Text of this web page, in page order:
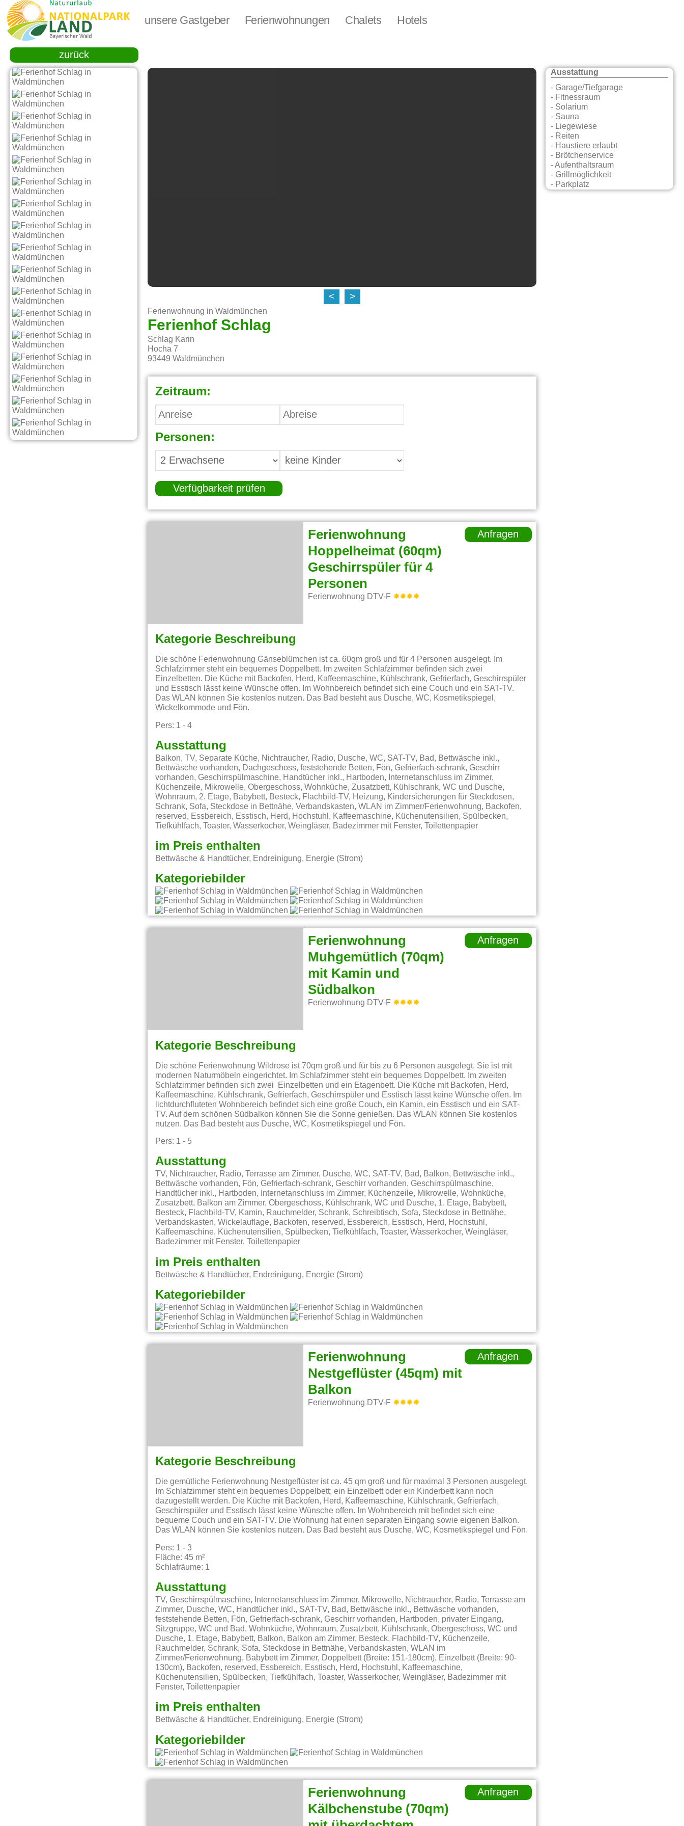
unsere Gastgeber Ferienwohnungen Chalets Hotels
zurück
< >
Ferienwohnung in Waldmünchen
Ferienhof Schlag
Schlag Karin
Hocha 7
93449 Waldmünchen
Zeitraum:
Personen:
Verfügbarkeit prüfen
Ferienwohnung
Hoppelheimat (60qm)
Geschirrspüler für 4
Personen
Ferienwohnung DTV-F
Anfragen
Kategorie Beschreibung
Die schöne Ferienwohnung Gänseblümchen ist ca. 60qm groß und für 4 Personen ausgelegt. Im
Schlafzimmer steht ein bequemes Doppelbett. Im zweiten Schlafzimmer befinden sich zwei
Einzelbetten. Die Küche mit Backofen, Herd, Kaffeemaschine, Kühlschrank, Gefrierfach, Geschirrspüler
und Esstisch lässt keine Wünsche offen. Im Wohnbereich befindet sich eine Couch und ein SAT-TV.
Das WLAN können Sie kostenlos nutzen. Das Bad besteht aus Dusche, WC, Kosmetikspiegel,
Wickelkommode und Fön.
Pers: 1 - 4
Ausstattung
Balkon, TV, Separate Küche, Nichtraucher, Radio, Dusche, WC, SAT-TV, Bad, Bettwäsche inkl.,
Bettwäsche vorhanden, Dachgeschoss, feststehende Betten, Fön, Gefrierfach-schrank, Geschirr
vorhanden, Geschirrspülmaschine, Handtücher inkl., Hartboden, Internetanschluss im Zimmer,
Küchenzeile, Mikrowelle, Obergeschoss, Wohnküche, Zusatzbett, Kühlschrank, WC und Dusche,
Wohnraum, 2. Etage, Babybett, Besteck, Flachbild-TV, Heizung, Kindersicherungen für Steckdosen,
Schrank, Sofa, Steckdose in Bettnähe, Verbandskasten, WLAN im Zimmer/Ferienwohnung, Backofen,
reserved, Essbereich, Esstisch, Herd, Hochstuhl, Kaffeemaschine, Küchenutensilien, Spülbecken,
Tiefkühlfach, Toaster, Wasserkocher, Weingläser, Badezimmer mit Fenster, Toilettenpapier
im Preis enthalten
Bettwäsche & Handtücher, Endreinigung, Energie (Strom)
Kategoriebilder
Ferienwohnung
Muhgemütlich (70qm)
mit Kamin und
Südbalkon
Ferienwohnung DTV-F
Anfragen
Kategorie Beschreibung
Die schöne Ferienwohnung Wildrose ist 70qm groß und für bis zu 6 Personen ausgelegt. Sie ist mit
modernen Naturmöbeln eingerichtet. Im Schlafzimmer steht ein bequemes Doppelbett. Im zweiten
Schlafzimmer befinden sich zwei Einzelbetten und ein Etagenbett. Die Küche mit Backofen, Herd,
Kaffeemaschine, Kühlschrank, Gefrierfach, Geschirrspüler und Esstisch lässt keine Wünsche offen. Im
lichtdurchfluteten Wohnbereich befindet sich eine große Couch, ein Kamin, ein Esstisch und ein SAT-
TV. Auf dem schönen Südbalkon können Sie die Sonne genießen. Das WLAN können Sie kostenlos
nutzen. Das Bad besteht aus Dusche, WC, Kosmetikspiegel und Fön.
Pers: 1 - 5
Ausstattung
TV, Nichtraucher, Radio, Terrasse am Zimmer, Dusche, WC, SAT-TV, Bad, Balkon, Bettwäsche inkl.,
Bettwäsche vorhanden, Fön, Gefrierfach-schrank, Geschirr vorhanden, Geschirrspülmaschine,
Handtücher inkl., Hartboden, Internetanschluss im Zimmer, Küchenzeile, Mikrowelle, Wohnküche,
Zusatzbett, Balkon am Zimmer, Obergeschoss, Kühlschrank, WC und Dusche, 1. Etage, Babybett,
Besteck, Flachbild-TV, Kamin, Rauchmelder, Schrank, Schreibtisch, Sofa, Steckdose in Bettnähe,
Verbandskasten, Wickelauflage, Backofen, reserved, Essbereich, Esstisch, Herd, Hochstuhl,
Kaffeemaschine, Küchenutensilien, Spülbecken, Tiefkühlfach, Toaster, Wasserkocher, Weingläser,
Badezimmer mit Fenster, Toilettenpapier
im Preis enthalten
Bettwäsche & Handtücher, Endreinigung, Energie (Strom)
Kategoriebilder
Ferienwohnung
Nestgeflüster (45qm) mit
Balkon
Ferienwohnung DTV-F
Anfragen
Kategorie Beschreibung
Die gemütliche Ferienwohnung Nestgeflüster ist ca. 45 qm groß und für maximal 3 Personen ausgelegt.
Im Schlafzimmer steht ein bequemes Doppelbett; ein Einzelbett oder ein Kinderbett kann noch
dazugestellt werden. Die Küche mit Backofen, Herd, Kaffeemaschine, Kühlschrank, Gefrierfach,
Geschirrspüler und Esstisch lässt keine Wünsche offen. Im Wohnbereich mit befindet sich eine
bequeme Couch und ein SAT-TV. Die Wohnung hat einen separaten Eingang sowie eigenen Balkon.
Das WLAN können Sie kostenlos nutzen. Das Bad besteht aus Dusche, WC, Kosmetikspiegel und Fön.
Pers: 1 - 3
Fläche: 45 m²
Schlafräume: 1
Ausstattung
TV, Geschirrspülmaschine, Internetanschluss im Zimmer, Mikrowelle, Nichtraucher, Radio, Terrasse am
Zimmer, Dusche, WC, Handtücher inkl., SAT-TV, Bad, Bettwäsche inkl., Bettwäsche vorhanden,
feststehende Betten, Fön, Gefrierfach-schrank, Geschirr vorhanden, Hartboden, privater Eingang,
Sitzgruppe, WC und Bad, Wohnküche, Wohnraum, Zusatzbett, Kühlschrank, Obergeschoss, WC und
Dusche, 1. Etage, Babybett, Balkon, Balkon am Zimmer, Besteck, Flachbild-TV, Küchenzeile,
Rauchmelder, Schrank, Sofa, Steckdose in Bettnähe, Verbandskasten, WLAN im
Zimmer/Ferienwohnung, Babybett im Zimmer, Doppelbett (Breite: 151-180cm), Einzelbett (Breite: 90-
130cm), Backofen, reserved, Essbereich, Esstisch, Herd, Hochstuhl, Kaffeemaschine,
Küchenutensilien, Spülbecken, Tiefkühlfach, Toaster, Wasserkocher, Weingläser, Badezimmer mit
Fenster, Toilettenpapier
im Preis enthalten
Bettwäsche & Handtücher, Endreinigung, Energie (Strom)
Kategoriebilder
Ferienwohnung
Kälbchenstube (70qm)
Anfragen
Ausstattung
- Garage/Tiefgarage
- Fitnessraum
- Solarium
- Sauna
- Liegewiese
- Reiten
- Haustiere erlaubt
- Brötchenservice
- Aufenthaltsraum
- Grillmöglichkeit
- Parkplatz